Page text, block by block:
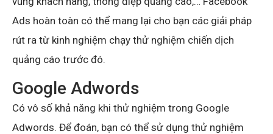
Ads hoàn toàn có thể mang lại cho bạn các giải pháp
rút ra từ kinh nghiệm chạy thử nghiệm chiến dịch
quảng cáo trước đó.
Google Adwords
Có vô số khả năng khi thử nghiệm trong Google
Adwords. Để đoán, bạn có thể sử dụng thử nghiệm